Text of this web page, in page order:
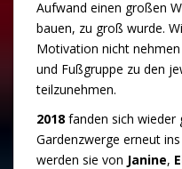
Aufwand einen großen
bauen, zu groß wurde.
Motivation nicht
und Fußgruppe zu den
teilzunehmen.
2018 fanden sich wieder
Gardenzwerge erneut
werden sie von Janine,